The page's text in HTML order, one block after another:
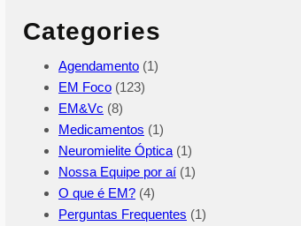
Categories
Agendamento (1)
EM Foco (123)
EM&Vc (8)
Medicamentos (1)
Neuromielite Óptica (1)
Nossa Equipe por aí (1)
O que é EM? (4)
Perguntas Frequentes (1)